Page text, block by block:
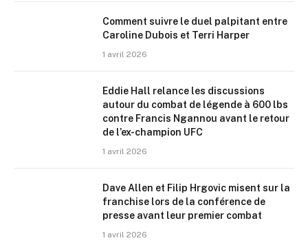
Comment suivre le duel palpitant entre
Caroline Dubois et Terri Harper
1 avril 2026
Eddie Hall relance les discussions
autour du combat de légende à 600 lbs
contre Francis Ngannou avant le retour
de l’ex-champion UFC
1 avril 2026
Dave Allen et Filip Hrgovic misent sur la
franchise lors de la conférence de
presse avant leur premier combat
1 avril 2026